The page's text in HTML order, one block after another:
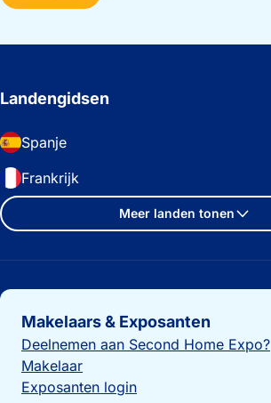
Landengidsen
Spanje
Frankrijk
Meer landen tonen
Belangrijke links
Makelaars & Exposanten
Deelnemen aan Second Home Expo?
Makelaar
Exposanten login